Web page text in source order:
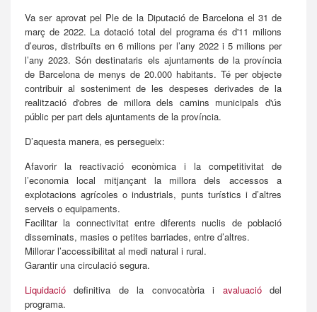
Va ser aprovat pel Ple de la Diputació de Barcelona el 31 de
març de 2022. La dotació total del programa és d'11 milions
d’euros, distribuïts en 6 milions per l’any 2022 i 5 milions per
l’any 2023. Són destinataris els ajuntaments de la província
de Barcelona de menys de 20.000 habitants. Té per objecte
contribuir al sosteniment de les despeses derivades de la
realització d'obres de millora dels camins municipals d'ús
públic per part dels ajuntaments de la província.
D’aquesta manera, es persegueix:
Afavorir la reactivació econòmica i la competitivitat de
l’economia local mitjançant la millora dels accessos a
explotacions agrícoles o industrials, punts turístics i d’altres
serveis o equipaments.
Facilitar la connectivitat entre diferents nuclis de població
disseminats, masies o petites barriades, entre d’altres.
Millorar l’accessibilitat al medi natural i rural.
Garantir una circulació segura.
Liquidació definitiva de la convocatòria i avaluaciódel
programa.